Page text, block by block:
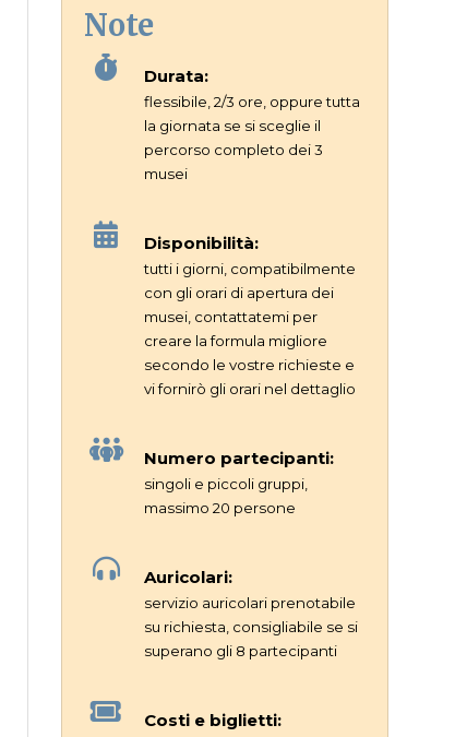
Note
Durata:
flessibile, 2/3 ore, oppure tutta
la giornata se si sceglie il
percorso completo dei 3
musei
Disponibilità:
tutti i giorni, compatibilmente
con gli orari di apertura dei
musei, contattatemi per
creare la formula migliore
secondo le vostre richieste e
vi fornirò gli orari nel dettaglio
Numero partecipanti:
singoli e piccoli gruppi,
massimo 20 persone
Auricolari:
servizio auricolari prenotabile
su richiesta, consigliabile se si
superano gli 8 partecipanti
Costi e biglietti: